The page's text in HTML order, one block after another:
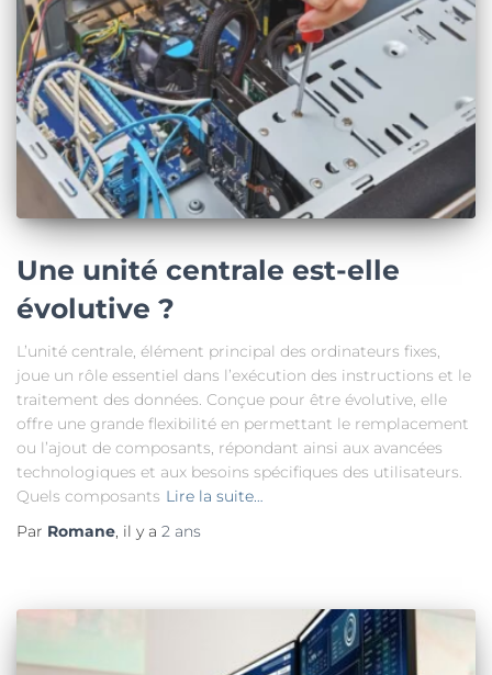
Une unité centrale est-elle
évolutive ?
L’unité centrale, élément principal des ordinateurs fixes,
joue un rôle essentiel dans l’exécution des instructions et le
traitement des données. Conçue pour être évolutive, elle
offre une grande flexibilité en permettant le remplacement
ou l’ajout de composants, répondant ainsi aux avancées
technologiques et aux besoins spécifiques des utilisateurs.
Quels composants Lire la suite…
Par Romane, il y a 2 ans